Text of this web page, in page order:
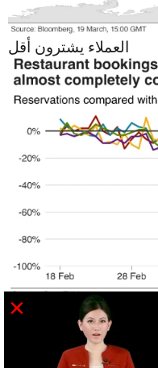
العملاء يشترون أقل
المصانع في الصين
مرة ، انخفض الإنتاج
الشهرين الأولين من العام
×